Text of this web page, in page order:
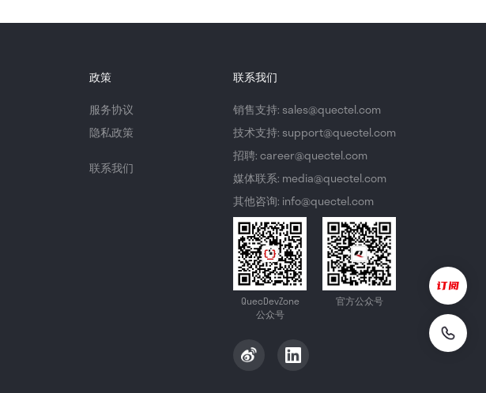
政策
服务协议
隐私政策
联系我们
联系我们
销售支持: sales@quectel.com
技术支持: support@quectel.com
招聘: career@quectel.com
媒体联系: media@quectel.com
其他咨询: info@quectel.com
QuecDevZone
公众号
官方公众号